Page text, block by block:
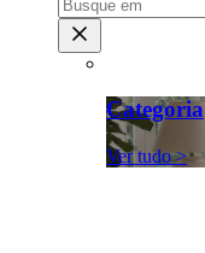
Categoria
Ver tudo >